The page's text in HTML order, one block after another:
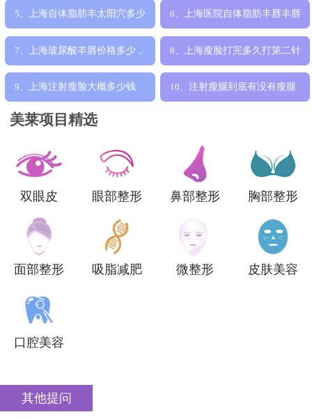
术费用，效果 钱，价格千元
5、 上海自体脂肪丰太阳穴多少
钱，费用贵吗
6、 上海医院自体脂肪丰唇丰唇
价格多少钱，
7、 上海玻尿酸丰唇价格多少，
医院收费价格
8、 上海瘦脸打完多久打第二针
9、 上海注射瘦脸大概多少钱 10、 注射瘦腿到底有没有瘦腿
美莱项目精选
双眼皮 眼部整形 鼻部整形 胸部整形
面部整形 吸脂减肥 微整形 皮肤美容
口腔美容
其他提问